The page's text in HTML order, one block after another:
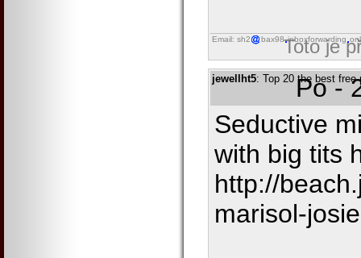
Email: sh2 bax98 inboxforwarding
Toto je
jewellht5: Top 20 the best free
Po -
Seductive
with big tits
http://
marisol-josie